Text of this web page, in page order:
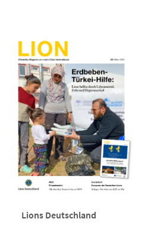
Lions Deutschland